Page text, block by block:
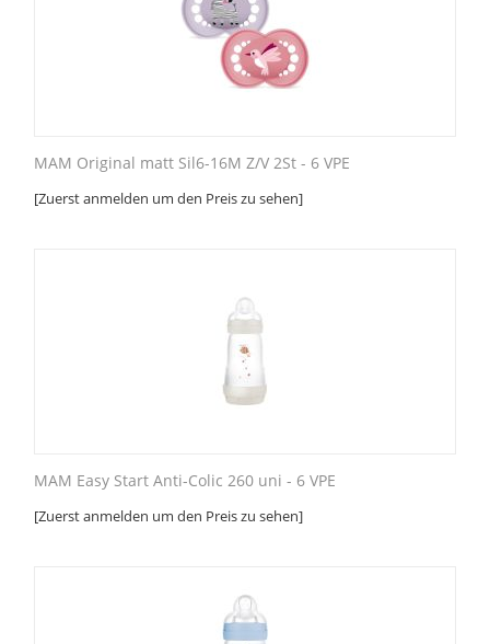
MAM Original matt Sil6-16M Z/V 2St - 6 VPE
[Zuerst anmelden um den Preis zu sehen]
MAM Easy Start Anti-Colic 260 uni - 6 VPE
[Zuerst anmelden um den Preis zu sehen]